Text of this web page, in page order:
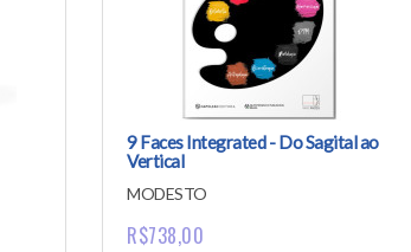
9 Faces Integrated - Do Sagital ao
Vertical
MODESTO
R$738,00